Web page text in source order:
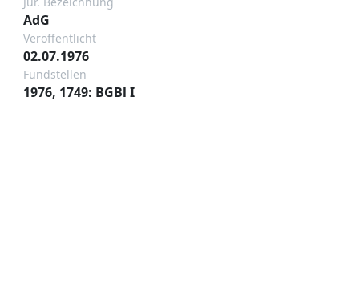
AdG
Veröffentlicht
02.07.1976
Fundstellen
1976, 1749: BGBl I